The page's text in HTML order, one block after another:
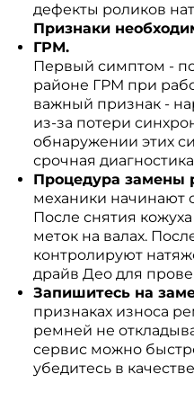
дефекты роликов
Признаки
ГРМ.
Первый симптом -
районе ГРМ при
важный признак -
из-за потери
обнаружении этих
срочная
Процедура замены
механики начинают
После снятия
меток на валах.
контролируют
драйв Део для
Запишитесь на
признаках износа
ремней не
сервис можно
убедитесь в